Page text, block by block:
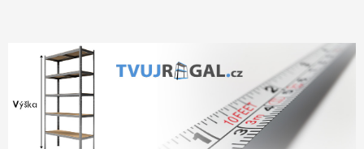
ŽEBŘÍKY SCHŮDKY A LEŠENÍ
PARKOVACÍ BLOKÁDY
AKCE A SLEVY